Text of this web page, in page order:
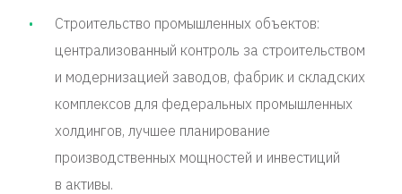
Строительство промышленных объектов:
централизованный контроль за строительством
и модернизацией заводов, фабрик и складских
комплексов для федеральных промышленных
холдингов, лучшее планирование
производственных мощностей и инвестиций
в активы.